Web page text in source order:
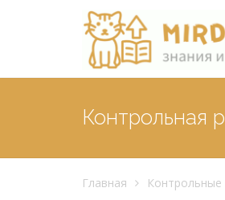
Контрольная
Главная